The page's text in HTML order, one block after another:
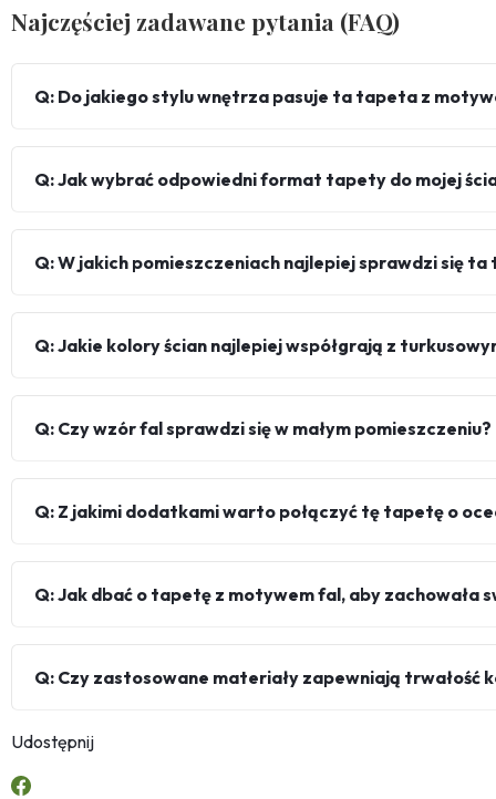
Najczęściej zadawane pytania (FAQ)
Q: Do jakiego stylu wnętrza pasuje ta tapeta z
Q: Jak wybrać odpowiedni format tapety do mojej
Q: W jakich pomieszczeniach najlepiej sprawdzi się
Q: Jakie kolory ścian najlepiej współgrają z
Q: Czy wzór fal sprawdzi się w małym pomieszczeniu?
Q: Z jakimi dodatkami warto połączyć tę tapetę o
Q: Jak dbać o tapetę z motywem fal, aby zachowała
Q: Czy zastosowane materiały zapewniają trwałość
Udostępnij